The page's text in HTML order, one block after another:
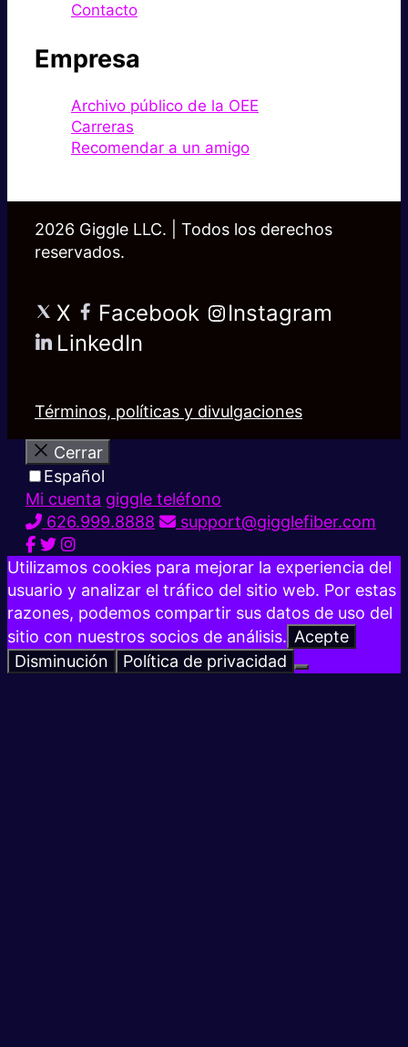
Contacto
Empresa
Archivo público de la OEE
Carreras
Recomendar a un amigo
2026 Giggle LLC. | Todos los derechos
reservados.
X Facebook
Instagram
LinkedIn
Términos, políticas y divulgaciones
Cerrar
Español
Mi cuenta giggle teléfono
626.999.8888
support@gigglefiber.com
Utilizamos cookies para mejorar la experiencia del
usuario y analizar el tráfico del sitio web. Por estas
razones, podemos compartir sus datos de uso del
sitio con nuestros socios de análisis. Acepte
Disminución
Política de privacidad